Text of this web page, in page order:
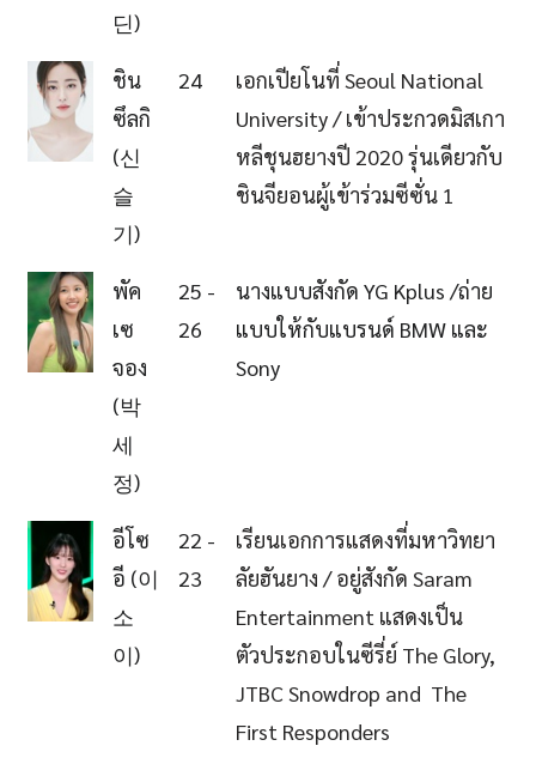
딘)
ชิน
ซึลกิ
(신
슬
기)
24
เอกเปียโนที่ Seoul National
University / เข้าประกวดมิสเกา
หลีชุนฮยางปี 2020 รุ่นเดียวกับ
ชินจียอนผู้เข้าร่วมซีซั่น 1
พัค
เซ
จอง
(박
세
정)
25 -
26
นางแบบสังกัด YG Kplus /ถ่าย
แบบให้กับแบรนด์ BMW และ
Sony
อีโซ
อี (이
소
이)
22 -
23
เรียนเอกการแสดงที่มหาวิทยา
ลัยฮันยาง / อยู่สังกัด Saram
Entertainment แสดงเป็น
ตัวประกอบในซีรี่ย์ The Glory,
JTBC Snowdrop and The
First Responders